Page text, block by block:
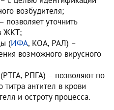
возбудителя;
– позволяет уточнить
ЖКТ;
(ИФА, КОА, РАЛ) –
возможного вирусного
РПГА) – позволяют по
антител в крови
и остроту процесса.